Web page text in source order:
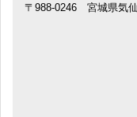
〒988-0246 宮城県気